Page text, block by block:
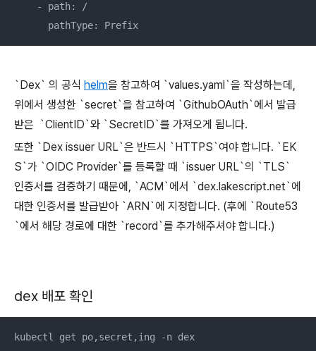
    - path: /
      pathType: Prefix
`Dex` 의 공식 helm을 참고하여 `values.yaml`을 작성하는데,
위에서 생성한 `secret`을 참고하여 `GithubOAuth`에서 발급
받은 `ClientID`와 `SecretID`를 가져오게 됩니다.
또한 `Dex issuer URL`은 반드시 `HTTPS`여야 합니다. `EK
S`가 `OIDC Provider`를 등록할 때 `issuer URL`의 `TLS`
인증서를 검증하기 때문에, `ACM`에서 `dex.lakescript.net`에
대한 인증서를 발급받아 `ARN`에 지정합니다. (후에 `Route53
`에서 해당 경로에 대한 `record`를 추가해주셔야 합니다.)
dex 배포 확인
kubectl get po,secret,ing -n dex